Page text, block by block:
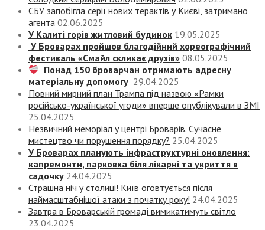
СБУ запобігла серії нових терактів у Києві, затримано
агента 02.06.2025
У Калиті горів житловий будинок 19.05.2025
У Броварах пройшов благодійний хореографічний
фестиваль «Смайл скликає друзів» 08.05.2025
Понад 150 броварчан отримають адресну
матеріальну допомогу 29.04.2025
Повний мирний план Трампа під назвою «‎Рамки
російсько-української угоди» вперше опублікували в ЗМІ
25.04.2025
Незвичний меморіал у центрі Броварів. Сучасне
мистецтво чи порушення порядку? 25.04.2025
У Броварах планують інфраструктурні оновлення:
капремонти, парковка біля лікарні та укриття в
садочку 24.04.2025
Страшна ніч у столиці! Київ оговтується після
наймасштабнішої атаки з початку року! 24.04.2025
Завтра в Броварській громаді вимикатимуть світло
23.04.2025